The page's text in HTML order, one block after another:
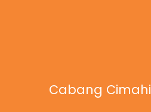
Cabang Cimahi